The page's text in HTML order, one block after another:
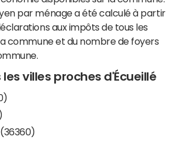
par ménage a été calculé à partir
aux impôts de tous les
commune et du nombre de foyers
villes proches d'Écueillé